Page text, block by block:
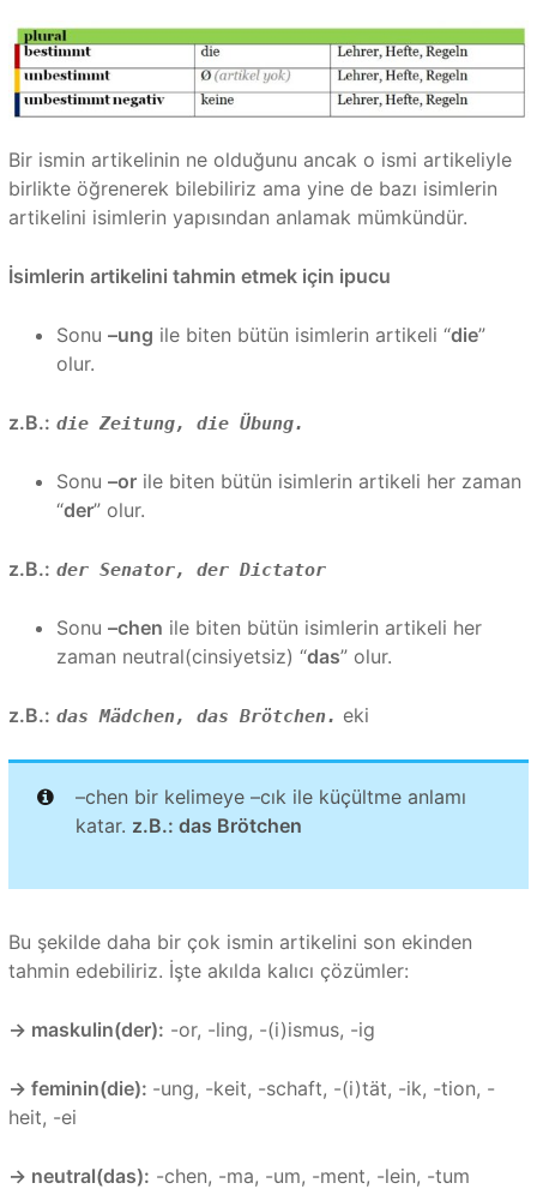
Bir ismin artikelinin ne olduğunu ancak o ismi artikeliyle
birlikte öğrenerek bilebiliriz ama yine de bazı isimlerin
artikelini isimlerin yapısından anlamak mümkündür.
İsimlerin artikelini tahmin etmek için ipucu
Sonu –ung ile biten bütün isimlerin artikeli “die”
olur.
z.B.: die Zeitung, die Übung.
Sonu –orile biten bütün isimlerin artikeli her zaman
“der” olur.
z.B.: der Senator, der Dictator
Sonu –chen ile biten bütün isimlerin artikeli her
zaman neutral(cinsiyetsiz) “das” olur.
z.B.: das Mädchen, das Brötchen. eki
–chen bir kelimeye –cık ile küçültme anlamı
katar. z.B.: das Brötchen
Bu şekilde daha bir çok ismin artikelini son ekinden
tahmin edebiliriz. İşte akılda kalıcı çözümler:
→ maskulin(der): -or, -ling, -(i)ismus, -ig
→ feminin(die): -ung, -keit, -schaft, -(i)tät, -ik, -tion, -
heit, -ei
→ neutral(das): -chen, -ma, -um, -ment, -lein, -tum